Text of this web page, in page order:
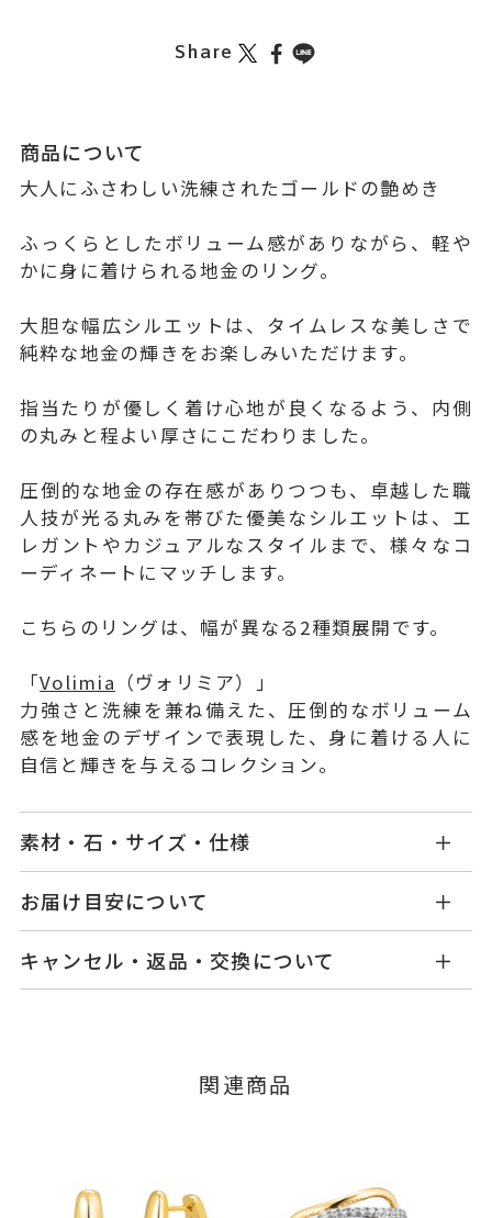
Share
商品について
大人にふさわしい洗練されたゴールドの艶めき
ふっくらとしたボリューム感がありながら、軽や
かに身に着けられる地金のリング。
大胆な幅広シルエットは、タイムレスな美しさで
純粋な地金の輝きをお楽しみいただけます。
指当たりが優しく着け心地が良くなるよう、内側
の丸みと程よい厚さにこだわりました。
圧倒的な地金の存在感がありつつも、卓越した職
人技が光る丸みを帯びた優美なシルエットは、エ
レガントやカジュアルなスタイルまで、様々なコ
ーディネートにマッチします。
こちらのリングは、幅が異なる2種類展開です。
「Volimia （ヴォリミア）」
力強さと洗練を兼ね備えた、圧倒的なボリューム
感を地金のデザインで表現した、身に着ける人に
自信と輝きを与えるコレクション。
素材・石・サイズ・仕様
品番
SF2503R101XXYG
素材
K18イエローゴールド
石
-
※#16以上は19,800円(税込)の加
リング幅 最大：約6.8mm/最
お届け目安について
せ。
ご注文およびご入金確認後、以下の日程にて発送
■お届け目安が「3営業日以内に発送」の商品
発送いたします。
キャンセル・返品・交換について
ージの購入履歴一覧よりご注文状況をご確認いた
メンバーシップ未登録のお客さまは、お問い合
関連商品